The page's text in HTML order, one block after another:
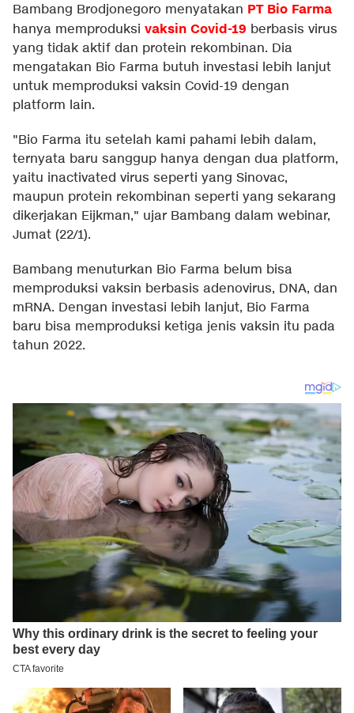
Bambang Brodjonegoro menyatakan PT Bio Farma
hanya memproduksi vaksin Covid-19 berbasis virus
yang tidak aktif dan protein rekombinan. Dia
mengatakan Bio Farma butuh investasi lebih lanjut
untuk memproduksi vaksin Covid-19 dengan
platform lain.
"Bio Farma itu setelah kami pahami lebih dalam,
ternyata baru sanggup hanya dengan dua platform,
yaitu inactivated virus seperti yang Sinovac,
maupun protein rekombinan seperti yang sekarang
dikerjakan Eijkman," ujar Bambang dalam webinar,
Jumat (22/1).
Bambang menuturkan Bio Farma belum bisa
memproduksi vaksin berbasis adenovirus, DNA, dan
mRNA. Dengan investasi lebih lanjut, Bio Farma
baru bisa memproduksi ketiga jenis vaksin itu pada
tahun 2022.